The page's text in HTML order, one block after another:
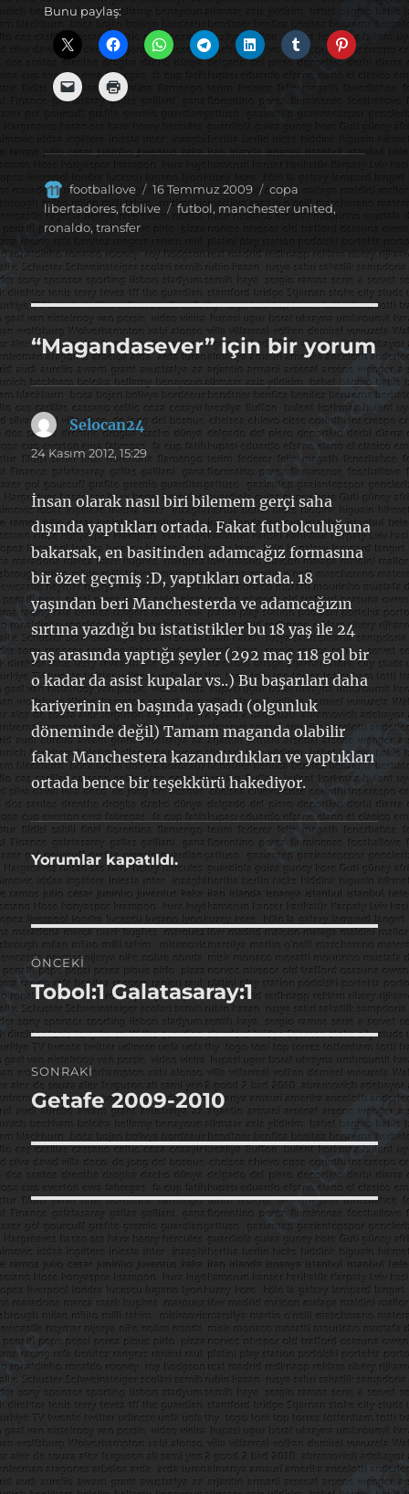
Bunu paylaş:
Yazar
footballove
Yayın
tarihi
16 Temmuz 2009 Kategoriler
copa
libertadores, fcblive Etiketler
futbol, manchester united,
ronaldo, transfer
“Magandasever” için bir yorum
Selocan24dedi
ki:
24 Kasım 2012, 15:29
İnsan olarak nasıl biri bilemem gerçi saha
dışında yaptıkları ortada. Fakat futbolculuğuna
bakarsak, en basitinden adamcağız formasına
bir özet geçmiş :D, yaptıkları ortada. 18
yaşından beri Manchesterda ve adamcağızın
sırtına yazdığı bu istatistikler bu 18 yaş ile 24
yaş arasında yaptığı şeyler (292 maç 118 gol bir
o kadar da asist kupalar vs..) Bu başarıları daha
kariyerinin en başında yaşadı (olgunluk
döneminde değil) Tamam maganda olabilir
fakat Manchestera kazandırdıkları ve yaptıkları
ortada bence bir teşekkürü hakediyor.
Yorumlar kapatıldı.
Yazı
gezinmesi
ÖNCEKI
Önceki
yazı:
Tobol:1 Galatasaray:1
SONRAKI
Sonraki
yazı:
Getafe 2009-2010